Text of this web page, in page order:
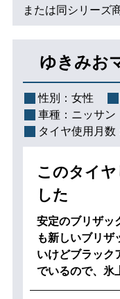
または同シリーズ
ゆきみお
性別： 女性
車種： ニッサ
タイヤ使用月数
このタイ
した
安定のブリザッ
も新しいブリザ
いけどブラック
でいるので、氷